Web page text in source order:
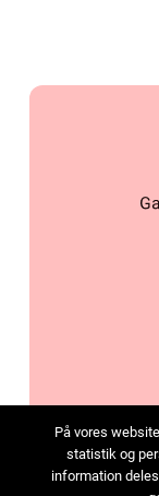
På vores
statistik og
information